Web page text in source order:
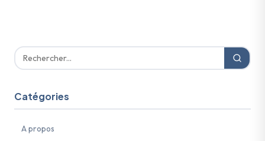
Catégories
A propos